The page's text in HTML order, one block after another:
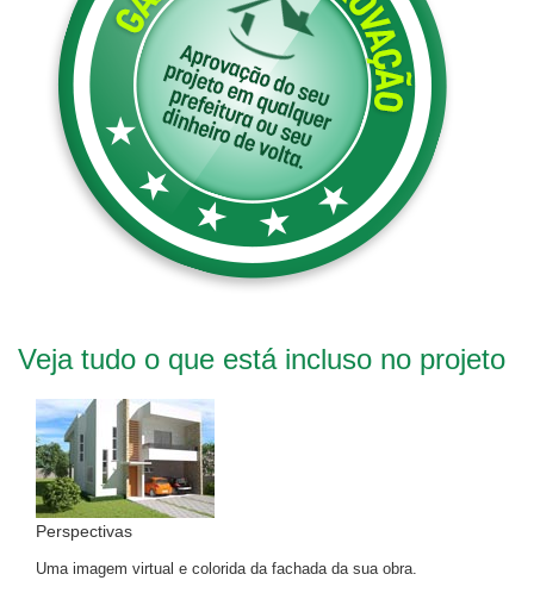
Veja tudo o que está incluso no projeto
Perspectivas
Uma imagem virtual e colorida da fachada da sua obra.